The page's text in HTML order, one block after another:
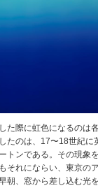
た際に虹色になるのは
たのは、17〜18世紀に
トンである。その現象
それにならい、東京の
朝、窓から差し込む光